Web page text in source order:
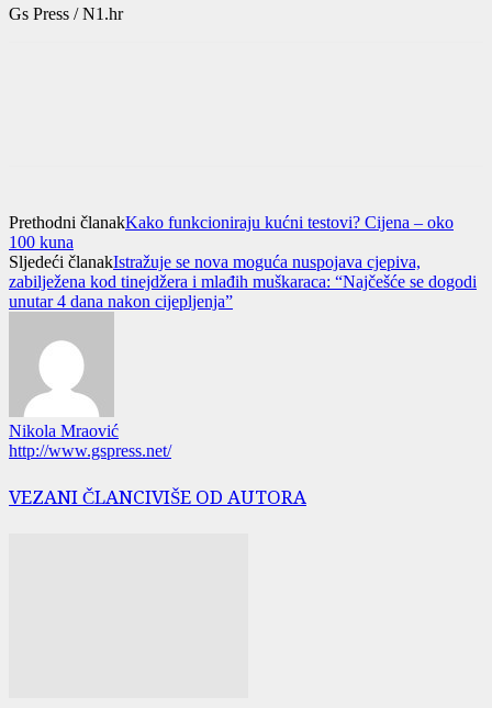
Gs Press / N1.hr
Prethodni članakKako funkcioniraju kućni testovi? Cijena – oko
100 kuna
Sljedeći članakIstražuje se nova moguća nuspojava cjepiva,
zabilježena kod tinejdžera i mlađih muškaraca: “Najčešće se dogodi
unutar 4 dana nakon cijepljenja”
Nikola Mraović
http://www.gspress.net/
VEZANI ČLANCIVIŠE OD AUTORA